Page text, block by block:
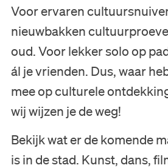
Voor ervaren
nieuwbakken
oud. Voor lekker solo op
ál je vrienden. Dus, waar
mee op culturele
wij wijzen je de weg!
Bekijk wat er de komende
is in de stad. Kunst, dans,